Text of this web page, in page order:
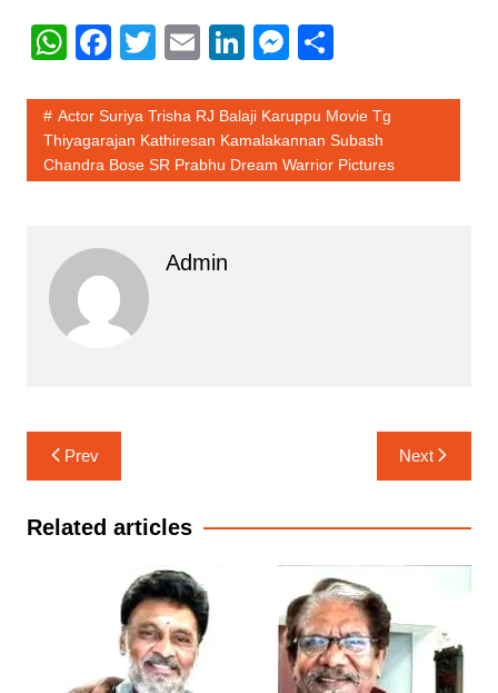
W
at
s
A
p
F
c
e
b
o
k
T
itt
er
E
ai
l
Li
k
e
dI
M
s
s
e
S
ar
e
Actor Suriya Trisha RJ Balaji Karuppu Movie Tg
Thiyagarajan Kathiresan Kamalakannan Subash
Chandra Bose SR Prabhu Dream Warrior Pictures
Admin
Post
navigation
Prev Next
Related articles